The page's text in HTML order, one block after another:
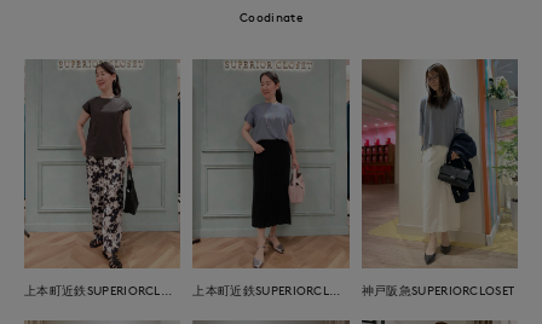
Coodinate
神戸阪急SUPERIORCLOSET